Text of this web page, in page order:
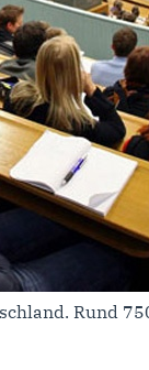
Rund